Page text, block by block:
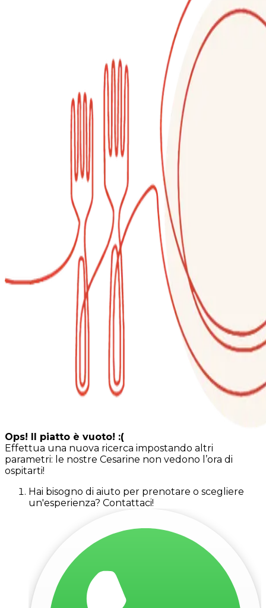
Ops! Il piatto è vuoto! :(
Effettua una nuova ricerca impostando altri
parametri: le nostre Cesarine non vedono l’ora di
ospitarti!
Hai bisogno di aiuto per prenotare o scegliere
un'esperienza? Contattaci!